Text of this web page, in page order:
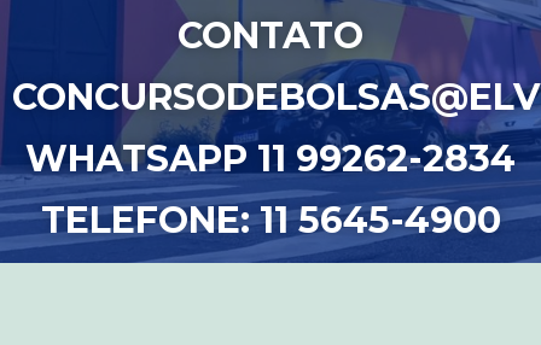
CONTATO
WHATSAPP 11 99262-2834
TELEFONE: 11 5645-4900